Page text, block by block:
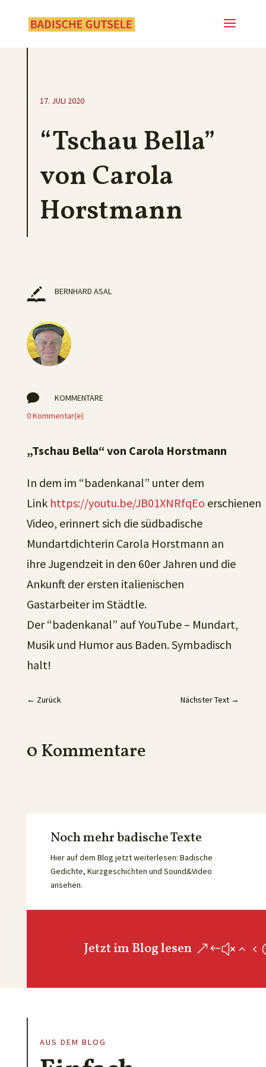
17. JULI 2020
“Tschau Bella”
von Carola
Horstmann
BERNHARD ASAL

KOMMENTARE
0 Kommentar(e)
„Tschau Bella“ von Carola Horstmann
In dem im “badenkanal” unter dem
Link https://youtu.be/JB01XNRfqEo erschienen
Video, erinnert sich die südbadische
Mundartdichterin Carola Horstmann an
ihre Jugendzeit in den 60er Jahren und die
Ankunft der ersten italienischen
Gastarbeiter im Städtle.
Der “badenkanal” auf YouTube – Mundart,
Musik und Humor aus Baden. Symbadisch
halt!
← Zurück Nächster Text →
0 Kommentare
Noch mehr badische Texte
Hier auf dem Blog jetzt weiterlesen: Badische
Gedichte, Kurzgeschichten und Sound&Video
ansehen.
Jetzt im Blog lesen
AUS DEM BLOG